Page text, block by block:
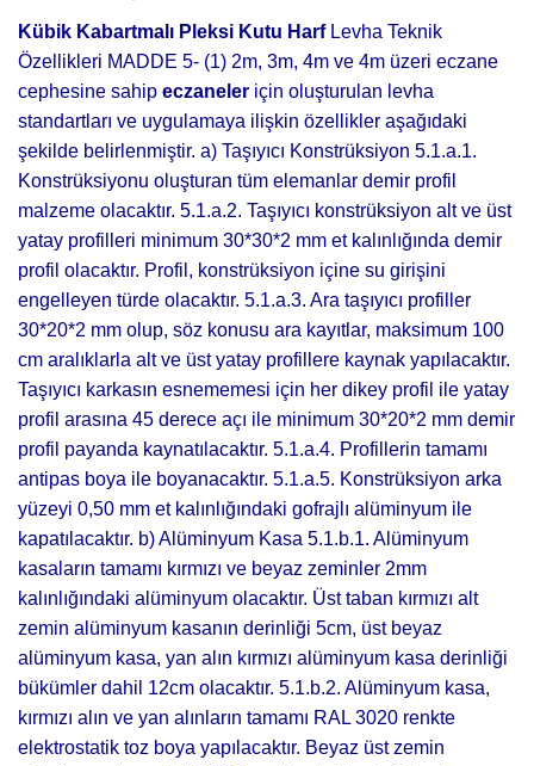
Kübik Kabartmalı Pleksi Kutu HarfLevha Teknik
Özellikleri MADDE 5- (1) 2m, 3m, 4m ve 4m üzeri eczane
cephesine sahip eczaneler için oluşturulan levha
standartları ve uygulamaya ilişkin özellikler aşağıdaki
şekilde belirlenmiştir. a) Taşıyıcı Konstrüksiyon 5.1.a.1.
Konstrüksiyonu oluşturan tüm elemanlar demir profil
malzeme olacaktır. 5.1.a.2. Taşıyıcı konstrüksiyon alt ve üst
yatay profilleri minimum 30*30*2 mm et kalınlığında demir
profil olacaktır. Profil, konstrüksiyon içine su girişini
engelleyen türde olacaktır. 5.1.a.3. Ara taşıyıcı profiller
30*20*2 mm olup, söz konusu ara kayıtlar, maksimum 100
cm aralıklarla alt ve üst yatay profillere kaynak yapılacaktır.
Taşıyıcı karkasın esnememesi için her dikey profil ile yatay
profil arasına 45 derece açı ile minimum 30*20*2 mm demir
profil payanda kaynatılacaktır. 5.1.a.4. Profillerin tamamı
antipas boya ile boyanacaktır. 5.1.a.5. Konstrüksiyon arka
yüzeyi 0,50 mm et kalınlığındaki gofrajlı alüminyum ile
kapatılacaktır. b) Alüminyum Kasa 5.1.b.1. Alüminyum
kasaların tamamı kırmızı ve beyaz zeminler 2mm
kalınlığındaki alüminyum olacaktır. Üst taban kırmızı alt
zemin alüminyum kasanın derinliği 5cm, üst beyaz
alüminyum kasa, yan alın kırmızı alüminyum kasa derinliği
bükümler dahil 12cm olacaktır. 5.1.b.2. Alüminyum kasa,
kırmızı alın ve yan alınların tamamı RAL 3020 renkte
elektrostatik toz boya yapılacaktır. Beyaz üst zemin